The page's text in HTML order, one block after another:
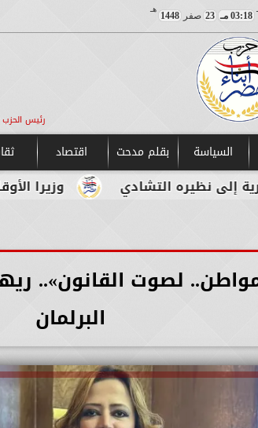
03:18 مـ 23 صفر1448
هـ
رئيس الحزب
السياسة بقلم مدحت اقتصاد
وزيرا الأوقاف
لصوت القانون»..
البرلمان